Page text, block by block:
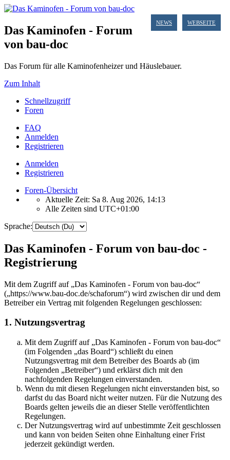
WEBSEITE
NEWS
Das Kaminofen - Forum
von bau-doc
Das Forum für alle Kaminofenheizer und Häuslebauer.
Zum Inhalt
Schnellzugriff
Foren
FAQ
Anmelden
Registrieren
Anmelden
Registrieren
Foren-Übersicht
Aktuelle Zeit: Sa 8. Aug 2026, 14:13
Alle Zeiten sind UTC+01:00
Sprache:
Das Kaminofen - Forum von bau-doc -
Registrierung
Mit dem Zugriff auf „Das Kaminofen - Forum von bau-doc“
(„https://www.bau-doc.de/schaforum“) wird zwischen dir und dem
Betreiber ein Vertrag mit folgenden Regelungen geschlossen:
1. Nutzungsvertrag
Mit dem Zugriff auf „Das Kaminofen - Forum von bau-doc“
(im Folgenden „das Board“) schließt du einen
Nutzungsvertrag mit dem Betreiber des Boards ab (im
Folgenden „Betreiber“) und erklärst dich mit den
nachfolgenden Regelungen einverstanden.
Wenn du mit diesen Regelungen nicht einverstanden bist, so
darfst du das Board nicht weiter nutzen. Für die Nutzung des
Boards gelten jeweils die an dieser Stelle veröffentlichten
Regelungen.
Der Nutzungsvertrag wird auf unbestimmte Zeit geschlossen
und kann von beiden Seiten ohne Einhaltung einer Frist
jederzeit gekündigt werden.